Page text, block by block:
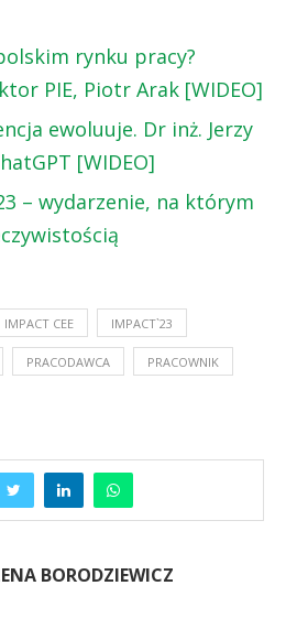
rynku pracy?
PIE, Piotr Arak [WIDEO]
ewoluuje. Dr inż. Jerzy
[WIDEO]
– wydarzenie, na którym
IMPACT CEE IMPACT`23
PRACODAWCA PRACOWNIK
BORODZIEWICZ